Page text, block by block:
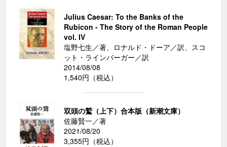
Julius Caesar: To the Banks of the
Rubicon - The Story of the Roman People
vol. IV
塩野七生／著、ロナルド・ドーア／訳、スコ
ット・ラインバーガー／訳
2014/08/08
1,540円（税込）
双頭の鷲（上下）合本版（新潮文庫）
佐藤賢一／著
2021/08/20
3,355円（税込）